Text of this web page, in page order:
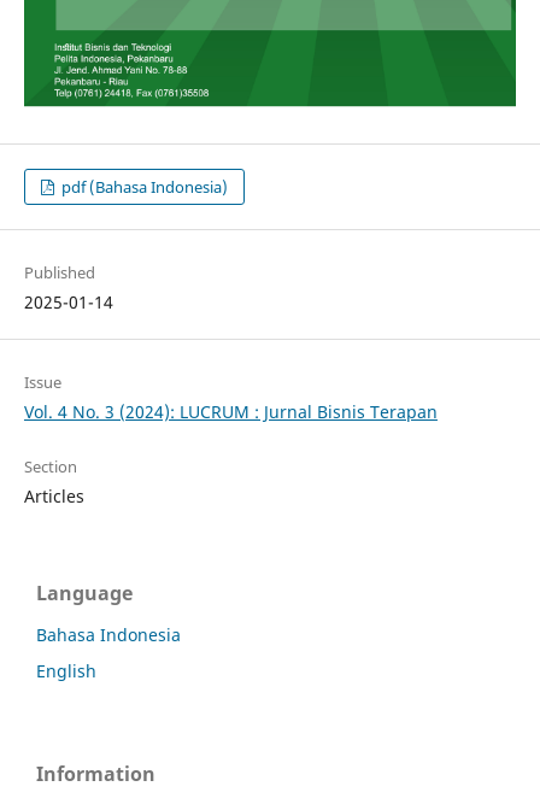
pdf (Bahasa Indonesia)
Published
2025-01-14
Issue
Vol. 4 No. 3 (2024): LUCRUM : Jurnal Bisnis Terapan
Section
Articles
Language
Bahasa Indonesia
English
Information